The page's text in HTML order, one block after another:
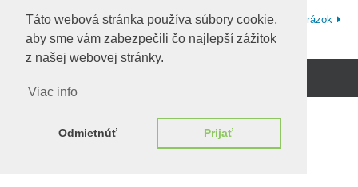
Táto webová stránka používa súbory cookie,
aby sme vám zabezpečili čo najlepší zážitok
z našej webovej stránky.
Viac info
Odmietnúť Prijať
Predchadzajúci obrázok Ďalší obrázok